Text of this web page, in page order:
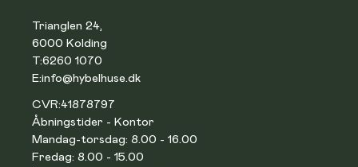
Trianglen 24,
6000 Kolding
T:6260 1070
E:info@hybelhuse.dk
CVR:41878797
Åbningstider - Kontor
Mandag-torsdag: 8.00 - 16.00
Fredag: 8.00 - 15.00